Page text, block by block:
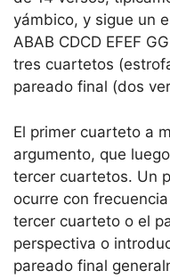
yámbico, y sigue un
ABAB CDCD EFEF
tres cuartetos
pareado final (dos
El primer cuarteto a
argumento, que
tercer cuartetos. Un
ocurre con
tercer cuarteto o el
perspectiva o
pareado final